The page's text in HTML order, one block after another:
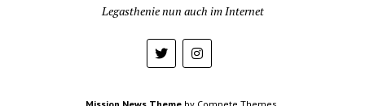
Legasthenie nun auch im Internet